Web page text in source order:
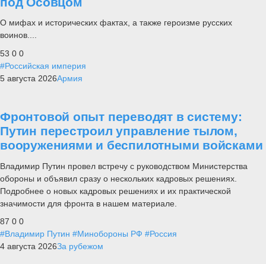
О мифах и исторических фактах, а также героизме русских
воинов....
53 0 0
#Российская империя
5 августа 2026Армия
Фронтовой опыт переводят в систему:
Путин перестроил управление тылом,
вооружениями и беспилотными войсками
Владимир Путин провел встречу с руководством Министерства
обороны и объявил сразу о нескольких кадровых решениях.
Подробнее о новых кадровых решениях и их практической
значимости для фронта в нашем материале.
87 0 0
#Владимир Путин #Минобороны РФ #Россия
4 августа 2026За рубежом